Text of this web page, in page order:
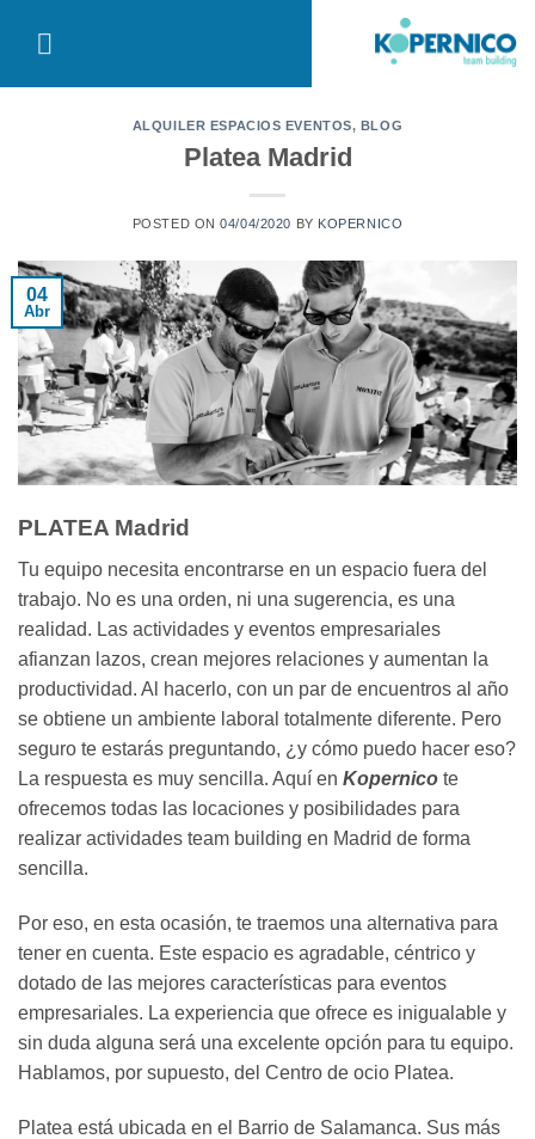
ALQUILER ESPACIOS EVENTOS, BLOG
Platea Madrid
POSTED ON04/04/2020 BY KOPERNICO
04
Abr
PLATEA Madrid
Tu equipo necesita encontrarse en un espacio fuera del
trabajo. No es una orden, ni una sugerencia, es una
realidad. Las actividades y eventos empresariales
afianzan lazos, crean mejores relaciones y aumentan la
productividad. Al hacerlo, con un par de encuentros al año
se obtiene un ambiente laboral totalmente diferente. Pero
seguro te estarás preguntando, ¿y cómo puedo hacer eso?
La respuesta es muy sencilla. Aquí en Kopernico te
ofrecemos todas las locaciones y posibilidades para
realizar actividades team building en Madrid de forma
sencilla.
Por eso, en esta ocasión, te traemos una alternativa para
tener en cuenta. Este espacio es agradable, céntrico y
dotado de las mejores características para eventos
empresariales. La experiencia que ofrece es inigualable y
sin duda alguna será una excelente opción para tu equipo.
Hablamos, por supuesto, del Centro de ocio Platea.
Platea está ubicada en el Barrio de Salamanca. Sus más